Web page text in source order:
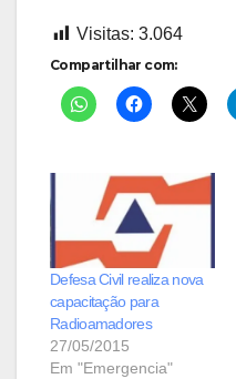
Visitas: 3.064
Compartilhar com:
Defesa Civil realiza nova
capacitação para
Radioamadores
27/05/2015
Em "Emergencia"